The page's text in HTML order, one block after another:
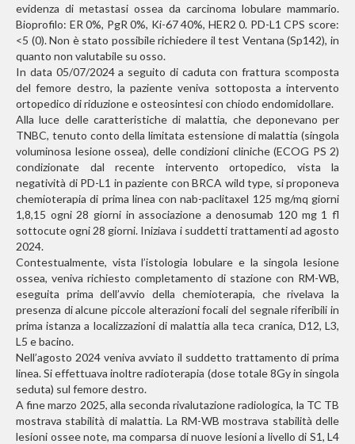
evidenza di metastasi ossea da carcinoma lobulare mammario.
Bioprofilo: ER 0%, PgR 0%, Ki-67 40%, HER2 0. PD-L1 CPS score:
<5 (0). Non è stato possibile richiedere il test Ventana (Sp142), in
quanto non valutabile su osso.
In data 05/07/2024 a seguito di caduta con frattura scomposta
del femore destro, la paziente veniva sottoposta a intervento
ortopedico di riduzione e osteosintesi con chiodo endomidollare.
Alla luce delle caratteristiche di malattia, che deponevano per
TNBC, tenuto conto della limitata estensione di malattia (singola
voluminosa lesione ossea), delle condizioni cliniche (ECOG PS 2)
condizionate dal recente intervento ortopedico, vista la
negatività di PD-L1 in paziente con BRCA wild type, si proponeva
chemioterapia di prima linea con nab-paclitaxel 125 mg/mq giorni
1,8,15 ogni 28 giorni in associazione a denosumab 120 mg 1 fl
sottocute ogni 28 giorni. Iniziava i suddetti trattamenti ad agosto
2024.
Contestualmente, vista l’istologia lobulare e la singola lesione
ossea, veniva richiesto completamento di stazione con RM-WB,
eseguita prima dell’avvio della chemioterapia, che rivelava la
presenza di alcune piccole alterazioni focali del segnale riferibili in
prima istanza a localizzazioni di malattia alla teca cranica, D12, L3,
L5 e bacino.
Nell’agosto 2024 veniva avviato il suddetto trattamento di prima
linea. Si effettuava inoltre radioterapia (dose totale 8Gy in singola
seduta) sul femore destro.
A fine marzo 2025, alla seconda rivalutazione radiologica, la TC TB
mostrava stabilità di malattia. La RM-WB mostrava stabilità delle
lesioni ossee note, ma comparsa di nuove lesioni a livello di S1, L4